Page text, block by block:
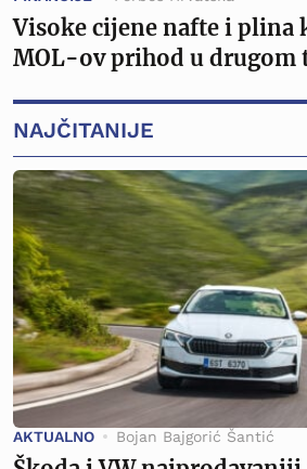
Visoke cijene nafte i plina
MOL-ov prihod u drugom
NAJČITANIJE
AKTUALNO Bojan Bajgorić Šantić